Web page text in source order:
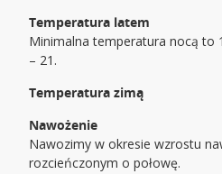
Temperatura latem
Minimalna temperatura nocą to
– 21.
Temperatura zimą
Nawożenie
Nawozimy w okresie wzrostu
rozcieńczonym o połowę.